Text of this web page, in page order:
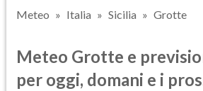
Meteo Italia Sicilia Grotte
Meteo Grotte e
per oggi, domani e i